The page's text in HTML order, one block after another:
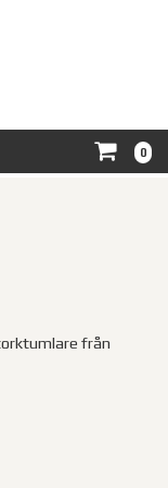
0
från